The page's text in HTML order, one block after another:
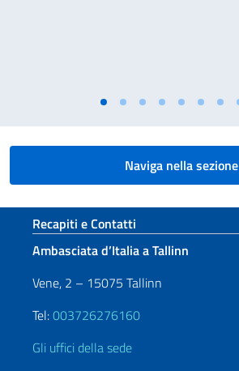
Naviga nella sezione
Sezione footer
Recapiti e Contatti
Ambasciata d’Italia a Tallinn
Vene, 2 – 15075 Tallinn
Tel:003726276160
Gli uffici della sede